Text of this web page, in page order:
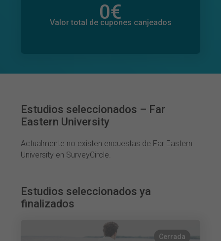
0€
Valor total de cupones canjeados
0€
Valor total de donaciones
Estudios seleccionados – Far
Eastern University
Actualmente no existen encuestas de Far Eastern
University en SurveyCircle.
Estudios seleccionados ya
finalizados
Cerrada